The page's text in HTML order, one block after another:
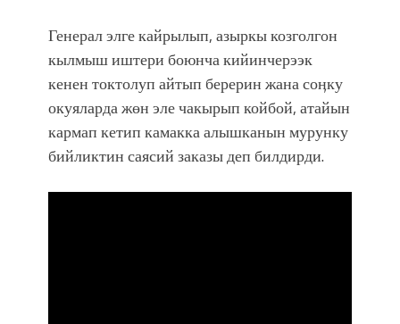
Генерал элге кайрылып, азыркы козголгон
кылмыш иштери боюнча кийинчерээк
кенен токтолуп айтып берерин жана соӊку
окуяларда жөн эле чакырып койбой, атайын
кармап кетип камакка алышканын мурунку
бийликтин саясий заказы деп билдирди.